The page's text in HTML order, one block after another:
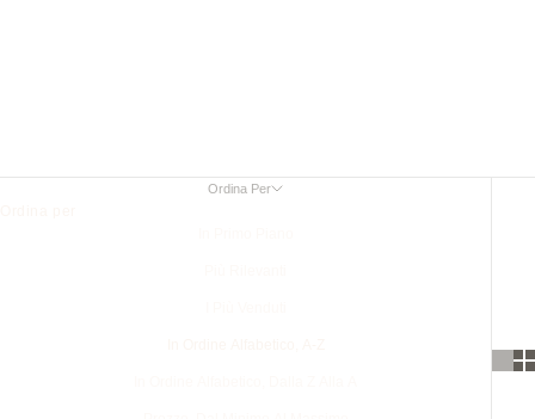
Ordina Per